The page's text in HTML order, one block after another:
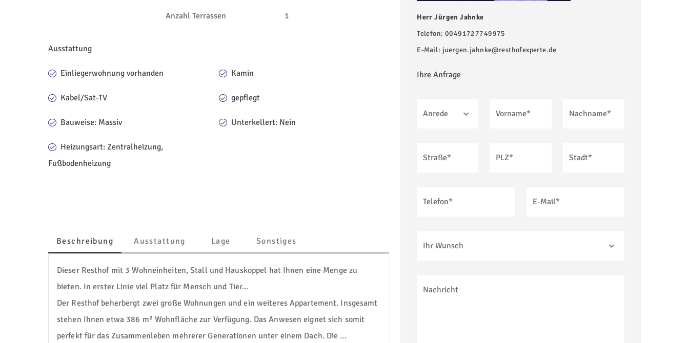
Anzahl Terrassen 1
Ausstattung
Einliegerwohnung vorhanden Kamin
Kabel/Sat-TV gepflegt
Bauweise: Massiv Unterkellert: Nein
Heizungsart: Zentralheizung,
Fußbodenheizung
Beschreibung Ausstattung Lage Sonstiges
Dieser Resthof mit 3 Wohneinheiten, Stall und Hauskoppel hat Ihnen eine Menge zu
bieten. In erster Linie viel Platz für Mensch und Tier...
Der Resthof beherbergt zwei große Wohnungen und ein weiteres Appartement. Insgesamt
stehen Ihnen etwa 386 m² Wohnfläche zur Verfügung. Das Anwesen eignet sich somit
perfekt für das Zusammenleben mehrerer Generationen unter einem Dach. Die
Herr Jürgen Jahnke
Telefon: 00491727749975
E-Mail: juergen.jahnke@resthofexperte.de
Ihre Anfrage
Anrede Vorname* Nachname*
Straße* PLZ* Stadt*
Telefon* E-Mail*
Ihr Wunsch
Nachricht